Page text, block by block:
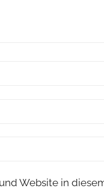
Website in